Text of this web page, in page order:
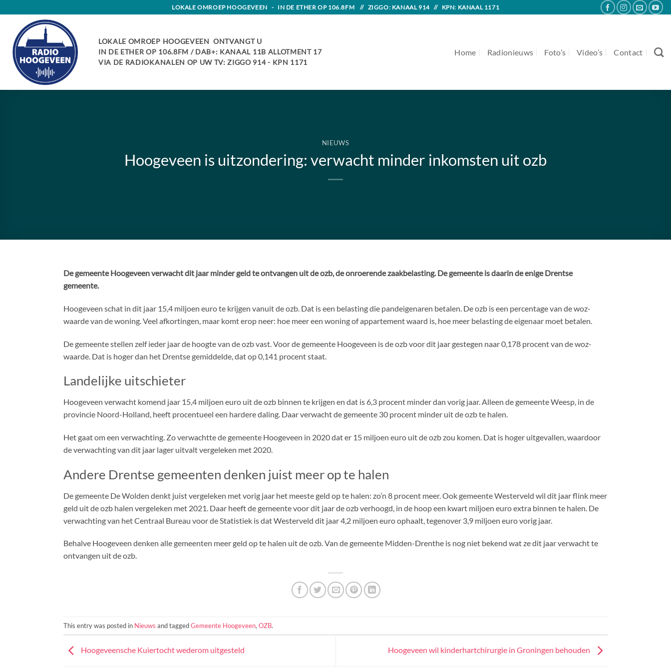
content
LOKALE OMROEP HOOGEVEEN - IN DE ETHER OP 106.8FM // ZIGGO: KANAAL 914 // KPN: KANAAL 1171
LOKALE OMROEP HOOGEVEEN ONTVANGT U
IN DE ETHER OP 106.8FM / DAB+: KANAAL 11B ALLOTMENT 17
VIA DE RADIOKANALEN OP UW TV: ZIGGO 914 - KPN 1171
Home Radionieuws Foto’s Video’s Contact
NIEUWS
Hoogeveen is uitzondering: verwacht minder inkomsten uit ozb
De gemeente Hoogeveen verwacht dit jaar minder geld te ontvangen uit de ozb, de onroerende zaakbelasting. De gemeente is daarin de enige Drentse
gemeente.
Hoogeveen schat in dit jaar 15,4 miljoen euro te krijgen vanuit de ozb. Dat is een belasting die pandeigenaren betalen. De ozb is een percentage van de woz-
waarde van de woning. Veel afkortingen, maar komt erop neer: hoe meer een woning of appartement waard is, hoe meer belasting de eigenaar moet betalen.
De gemeente stellen zelf ieder jaar de hoogte van de ozb vast. Voor de gemeente Hoogeveen is de ozb voor dit jaar gestegen naar 0,178 procent van de woz-
waarde. Dat is hoger dan het Drentse gemiddelde, dat op 0,141 procent staat.
Landelijke uitschieter
Hoogeveen verwacht komend jaar 15,4 miljoen euro uit de ozb binnen te krijgen en dat is 6,3 procent minder dan vorig jaar. Alleen de gemeente Weesp, in de
provincie Noord-Holland, heeft procentueel een hardere daling. Daar verwacht de gemeente 30 procent minder uit de ozb te halen.
Het gaat om een verwachting. Zo verwachtte de gemeente Hoogeveen in 2020 dat er 15 miljoen euro uit de ozb zou komen. Dat is hoger uitgevallen, waardoor
de verwachting van dit jaar lager uitvalt vergeleken met 2020.
Andere Drentse gemeenten denken juist meer op te halen
De gemeente De Wolden denkt juist vergeleken met vorig jaar het meeste geld op te halen: zo’n 8 procent meer. Ook gemeente Westerveld wil dit jaar flink meer
geld uit de ozb halen vergeleken met 2021. Daar heeft de gemeente voor dit jaar de ozb verhoogd, in de hoop een kwart miljoen euro extra binnen te halen. De
verwachting van het Centraal Bureau voor de Statistiek is dat Westerveld dit jaar 4,2 miljoen euro ophaalt, tegenover 3,9 miljoen euro vorig jaar.
Behalve Hoogeveen denken alle gemeenten meer geld op te halen uit de ozb. Van de gemeente Midden-Drenthe is nog niet bekend wat ze dit jaar verwacht te
ontvangen uit de ozb.
This entry was posted in Nieuws and taggedGemeente Hoogeveen, OZB.
Hoogeveensche Kuiertocht wederom uitgesteld Hoogeveen wil kinderhartchirurgie in Groningen behouden